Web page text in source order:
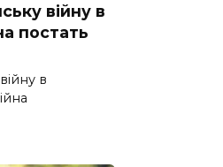
війну в
постать
в